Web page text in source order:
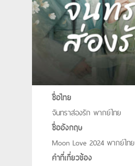
ชื่อไทย
จันทราส่องรัก พากย์ไทย
ชื่ออังกฤษ
Moon Love 2024 พากย์ไทย
คำที่เกี่ยวข้อง